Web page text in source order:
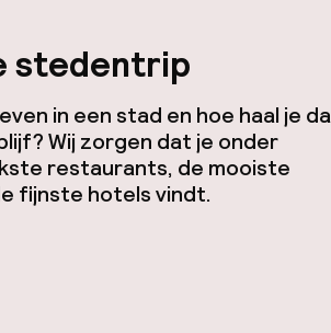
stedentrip
in een stad en hoe haal je
Wij zorgen dat je onder
restaurants, de mooiste
fijnste hotels vindt.